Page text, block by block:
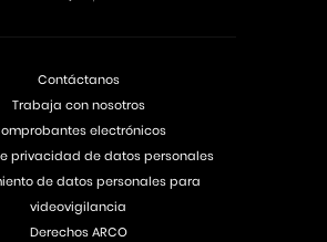
Contáctanos
Trabaja con nosotros
electrónicos
privacidad de datos personales
de datos personales para
videovigilancia
Derechos ARCO